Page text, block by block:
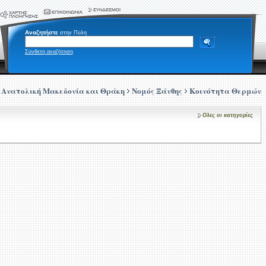
Αναζητήστε στην Πύλη
Σύνθετη αναζήτηση
Ανατολική Μακεδονία και Θράκη Νομός Ξάνθης Κοινότητα Θερμών
Ολες οι κατηγορίες